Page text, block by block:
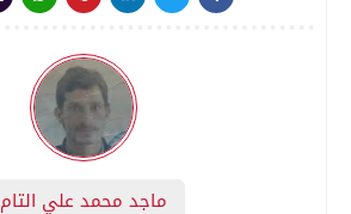
ماجد محمد علي التام